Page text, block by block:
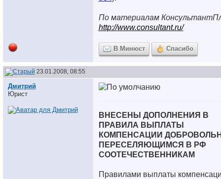
По материалам
http://www.consultant.ru/
В Минюст Спасибо
23.01.2008, 08:55
Дмитрий
Юрист
ВНЕСЕНЫ ДОПОЛНЕНИЯ В
ПРАВИЛА ВЫПЛАТЫ
КОМПЕНСАЦИИ
ПЕРЕСЕЛЯЮЩИМСЯ В РФ
СООТЕЧЕСТВЕННИКАМ
Правилами выплаты